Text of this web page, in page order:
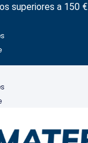
superiores a 150 €